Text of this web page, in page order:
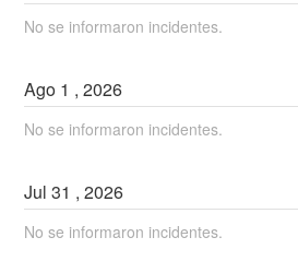
No se informaron incidentes.
Ago 1 ,2026
No se informaron incidentes.
Jul31 ,2026
No se informaron incidentes.